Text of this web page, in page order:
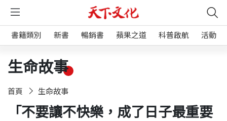
書籍類別 新書 暢銷書 蘋果之道 科普啟航 活動
生命故事
首頁 生命故事
「不要讓不快樂，成了日子最重要